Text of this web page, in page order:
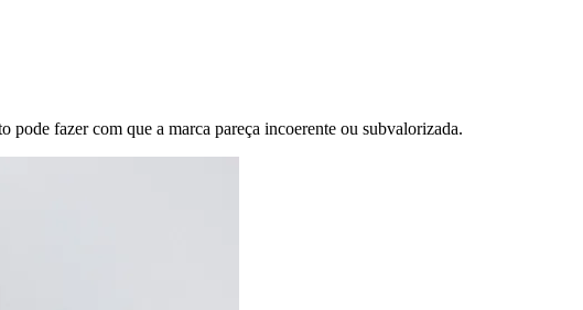
pode fazer com que a marca pareça incoerente ou subvalorizada.